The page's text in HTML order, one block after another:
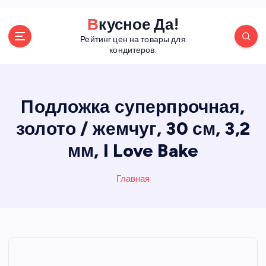
Вкусное Да!
Рейтинг цен на товары для
кондитеров.
Подложка суперпрочная,
золото / жемчуг, 30 см, 3,2
мм, I Love Bake
Главная